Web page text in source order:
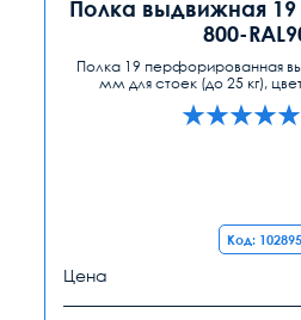
Полка выдвижная 19
800-
Полка 19 перфорированная
мм для стоек (до 25 кг),
Код:
Цена